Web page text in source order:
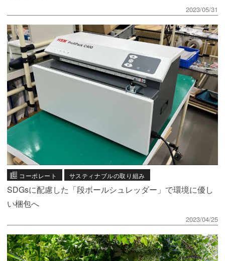
2023/05/31
コーポレート サスティナブルの取り組み
SDGsに配慮した「段ボールシュレッダー」で環境に優し
い梱包へ
2023/04/25